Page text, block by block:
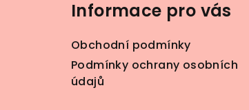
Informace pro vás
Obchodní podmínky
Podmínky ochrany osobních
údajů